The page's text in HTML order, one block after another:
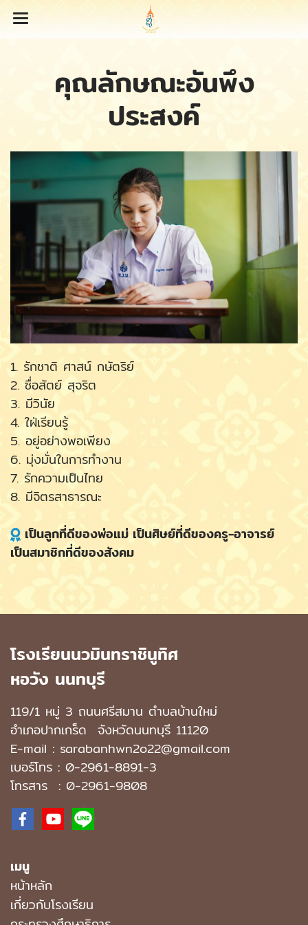
คุณลักษณะอันพึง
ประสงค์
1. รักชาติ ศาสน์ กษัตริย์
2. ซื่อสัตย์ สุจริต
3. มีวินัย
4. ใฝ่เรียนรู้
5. อยู่อย่างพอเพียง
6. มุ่งมั่นในการทำงาน
7. รักความเป็นไทย
8. มีจิตรสาธารณะ
เป็นลูกที่ดีของพ่อแม่ เป็นศิษย์ที่ดีของครู-อาจารย์
เป็นสมาชิกที่ดีของสังคม
โรงเรียนนวมินทราชินูทิศ
หอวัง นนทบุรี
119/1 หมู่ 3 ถนนศรีสมาน ตำบลบ้านใหม่
อำเภอปากเกร็ด จังหวัดนนทบุรี 11120
E-mail : sarabanhwn2o22@gmail.com
เบอร์โทร : 0-2961-8891-3
โทรสาร : 0-2961-9808
เมนู
หน้าหลัก
เกี่ยวกับโรงเรียน